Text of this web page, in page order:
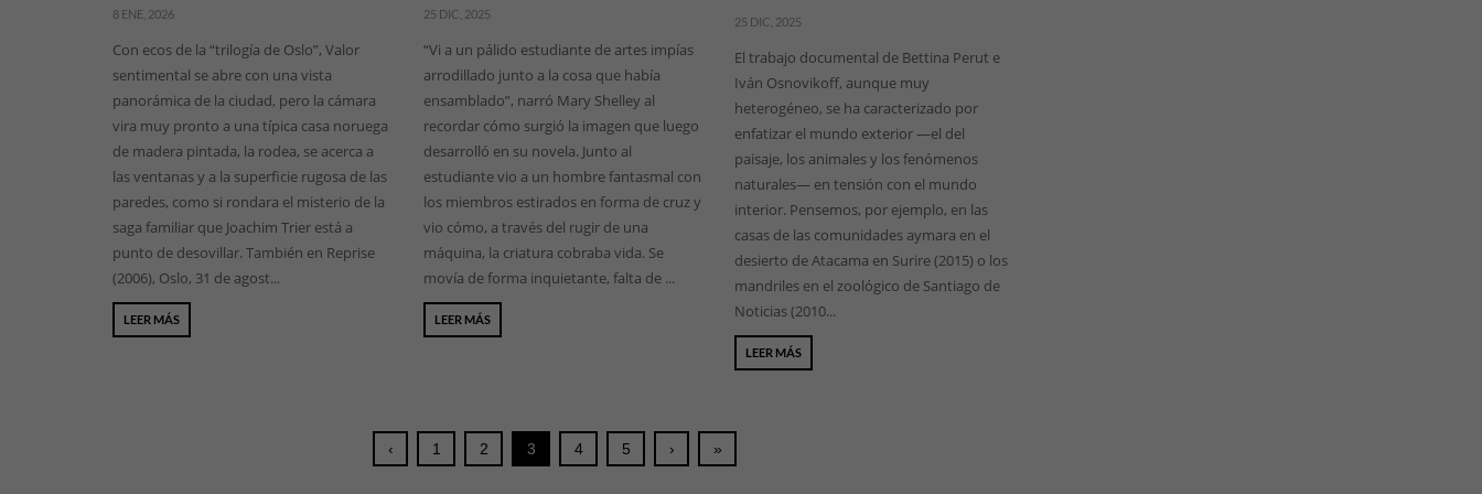
8 ENE, 2026
Con ecos de la “trilogía de Oslo”, Valor
sentimental se abre con una vista
panorámica de la ciudad, pero la cámara
vira muy pronto a una típica casa noruega
de madera pintada, la rodea, se acerca a
las ventanas y a la superficie rugosa de las
paredes, como si rondara el misterio de la
saga familiar que Joachim Trier está a
punto de desovillar. También en Reprise
(2006), Oslo, 31 de agost...
LEER MÁS
25 DIC, 2025
“Vi a un pálido estudiante de artes impías
arrodillado junto a la cosa que había
ensamblado”, narró Mary Shelley al
recordar cómo surgió la imagen que luego
desarrolló en su novela. Junto al
estudiante vio a un hombre fantasmal con
los miembros estirados en forma de cruz y
vio cómo, a través del rugir de una
máquina, la criatura cobraba vida. Se
movía de forma inquietante, falta de ...
LEER MÁS
25 DIC, 2025
El trabajo documental de Bettina Perut e
Iván Osnovikoff, aunque muy
heterogéneo, se ha caracterizado por
enfatizar el mundo exterior —el del
paisaje, los animales y los fenómenos
naturales— en tensión con el mundo
interior. Pensemos, por ejemplo, en las
casas de las comunidades aymara en el
desierto de Atacama en Surire (2015) o los
mandriles en el zoológico de Santiago de
Noticias (2010...
LEER MÁS
‹ 1 2 3 4 5 › »